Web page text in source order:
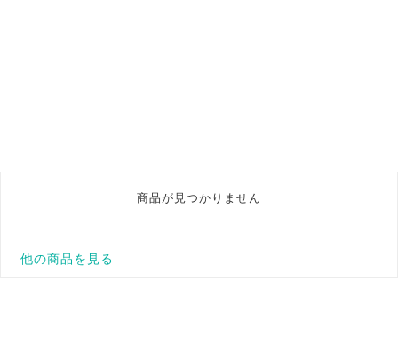
商品が見つかりません
他の商品を見る